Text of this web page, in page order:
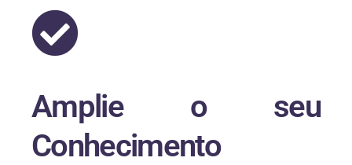
Amplie o seu
Conhecimento